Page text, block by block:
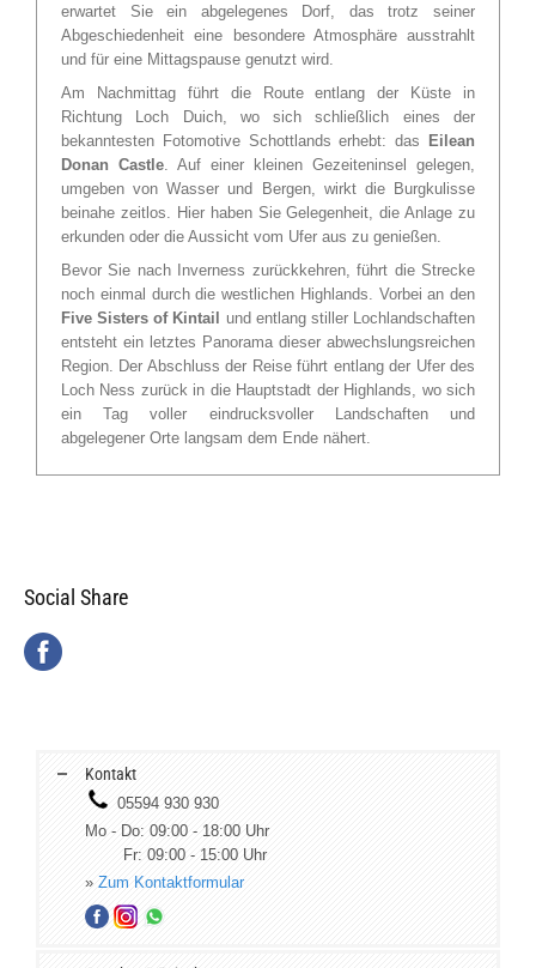
erwartet Sie ein abgelegenes Dorf, das trotz seiner
Abgeschiedenheit eine besondere Atmosphäre ausstrahlt
und für eine Mittagspause genutzt wird.
Am Nachmittag führt die Route entlang der Küste in
Richtung Loch Duich, wo sich schließlich eines der
bekanntesten Fotomotive Schottlands erhebt: das
Eilean
Donan Castle . Auf einer kleinen Gezeiteninsel gelegen,
umgeben von Wasser und Bergen, wirkt die Burgkulisse
beinahe zeitlos. Hier haben Sie Gelegenheit, die Anlage zu
erkunden oder die Aussicht vom Ufer aus zu genießen.
Bevor Sie nach Inverness zurückkehren, führt die Strecke
noch einmal durch die westlichen Highlands. Vorbei an den
Five Sisters of Kintail
und entlang stiller Lochlandschaften
entsteht ein letztes Panorama dieser abwechslungsreichen
Region. Der Abschluss der Reise führt entlang der Ufer des
Loch Ness zurück in die Hauptstadt der Highlands, wo sich
ein Tag voller eindrucksvoller Landschaften und
abgelegener Orte langsam dem Ende nähert.
Social Share
Kontakt
05594 930 930
Mo - Do: 09:00 - 18:00 Uhr
Fr: 09:00 - 15:00 Uhr
» Zum Kontaktformular